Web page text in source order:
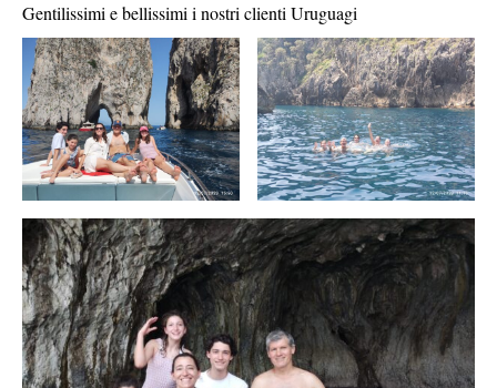
Gentilissimi e bellissimi i nostri clienti Uruguagi